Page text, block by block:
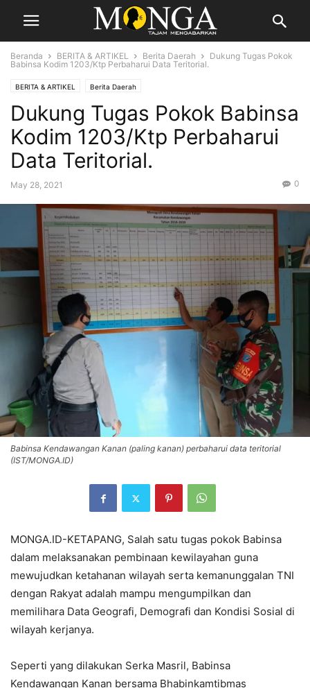
Beranda BERITA & ARTIKEL Berita Daerah
Dukung Tugas Pokok
Babinsa Kodim 1203/Ktp Perbaharui Data Teritorial.
BERITA & ARTIKEL Berita Daerah
Dukung Tugas Pokok Babinsa
Kodim 1203/Ktp Perbaharui
Data Teritorial.
May 28, 2021 0
Babinsa Kendawangan Kanan (paling kanan) perbaharui data teritorial
(IST/MONGA.ID)
MONGA.ID-KETAPANG, Salah satu tugas pokok Babinsa
dalam melaksanakan pembinaan kewilayahan guna
mewujudkan ketahanan wilayah serta kemanunggalan TNI
dengan Rakyat adalah mampu mengumpilkan dan
memilihara Data Geografi, Demografi dan Kondisi Sosial di
wilayah kerjanya.
Seperti yang dilakukan Serka Masril, Babinsa
Kendawangan Kanan bersama Bhabinkamtibmas